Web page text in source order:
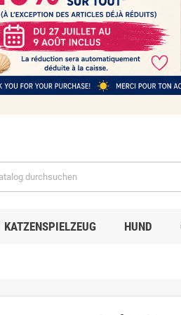
KATZENSPIELZEUG HUND